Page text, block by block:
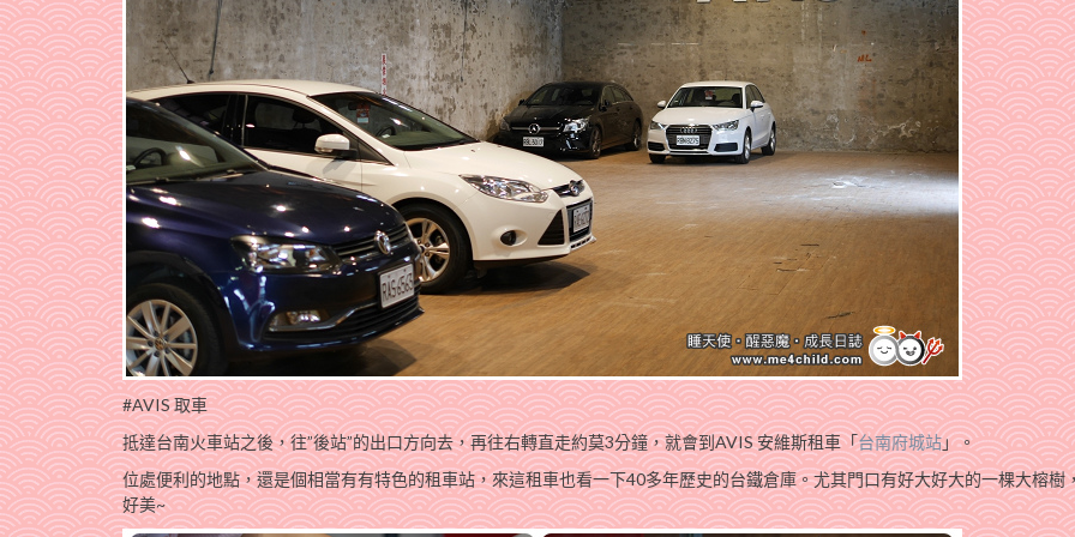
#AVIS 取車
抵達台南火車站之後，往”後站”的出口方向去，再往右轉直走約莫3分鐘，就會到AVIS 安維斯租車「台南府城站」。
位處便利的地點，還是個相當有有特色的租車站，來這租車也看一下40多年歷史的台鐵倉庫。尤其門口有好大好大的一棵大榕樹
好美~